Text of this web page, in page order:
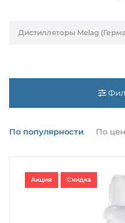
Дистилляторы Melag
По популярности По
Акция Скидка